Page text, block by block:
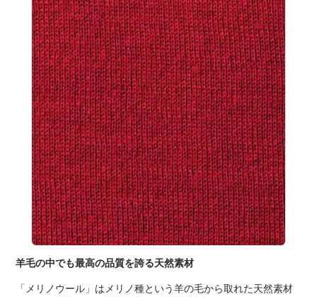
羊毛の中でも最高の品質を誇る天然素材
「メリノウール」はメリノ種という羊の毛から取れた天然素材